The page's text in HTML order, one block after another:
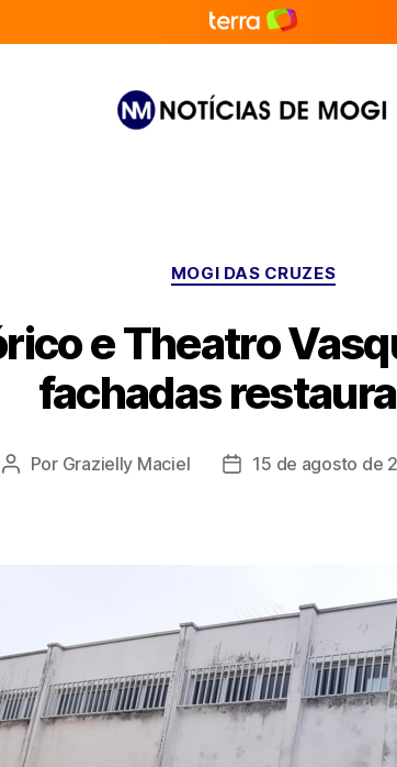
Categorias
MOGI DAS CRUZES
e Theatro
fachadas
Autor
Por Grazielly Maciel
Data15 de agosto de